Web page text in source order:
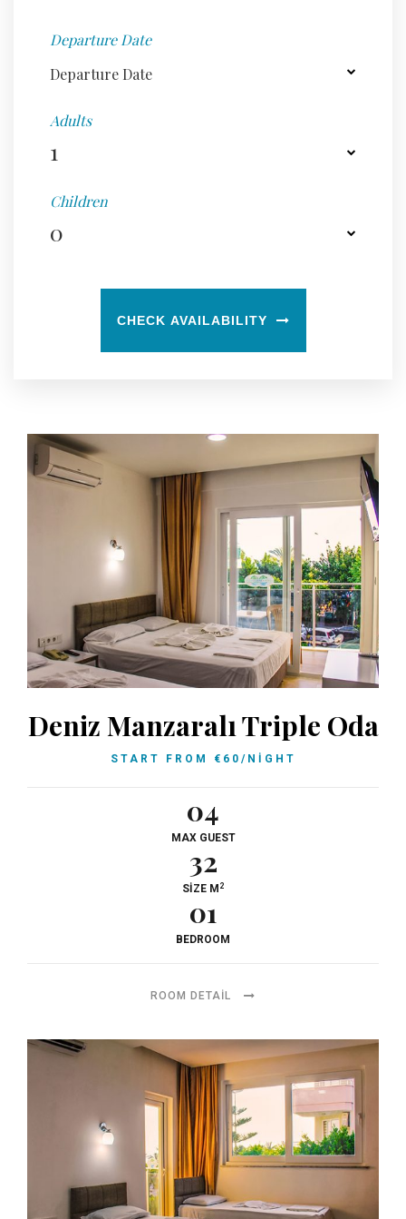
Departure Date
Adults
Children
CHECK AVAILABILITY
Deniz Manzaralı Triple Oda
START FROM € 60 /NIGHT
04
MAX GUEST
32
SIZE M 2
01
BEDROOM
ROOM DETAIL